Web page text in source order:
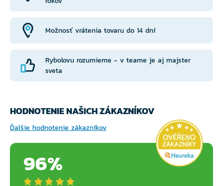
Možnosť vrátenia tovaru do 14 dní
Rybolovu rozumieme - v teame je aj majster
sveta
HODNOTENIE NAŠICH ZÁKAZNÍKOV
Ďalšie hodnotenie zákazníkov
96%